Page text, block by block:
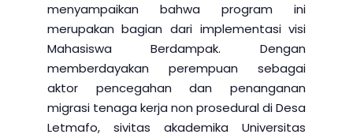
menyampaikan bahwa program ini
merupakan bagian dari implementasi visi
Mahasiswa Berdampak. Dengan
memberdayakan perempuan sebagai
aktor pencegahan dan penanganan
migrasi tenaga kerja non prosedural di Desa
Letmafo, sivitas akademika Universitas